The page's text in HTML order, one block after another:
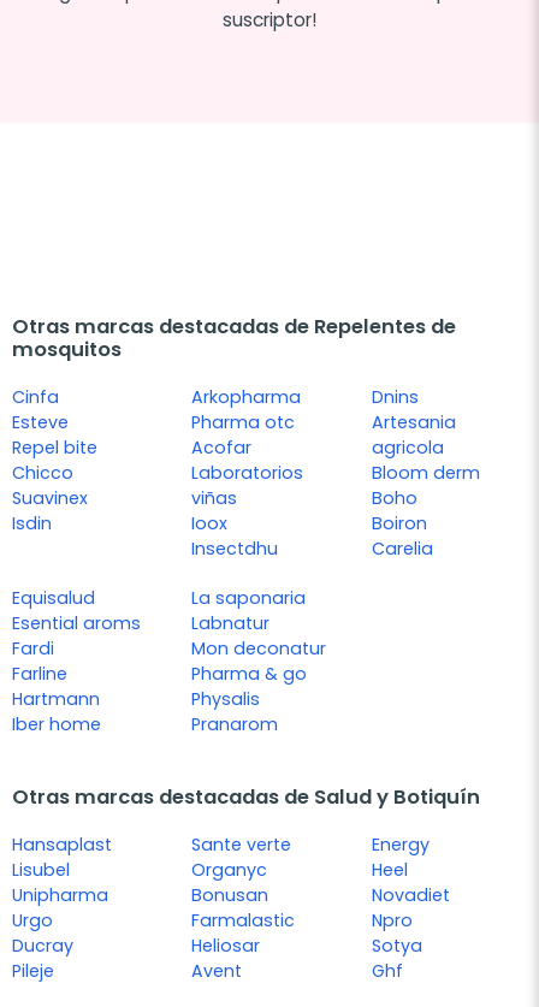
suscriptor!
Otras marcas destacadas de Repelentes de
mosquitos
Cinfa
Esteve
Repel bite
Chicco
Suavinex
Isdin
Arkopharma
Pharma otc
Acofar
Laboratorios
viñas
Ioox
Insectdhu
Dnins
Artesania
agricola
Bloom derm
Boho
Boiron
Carelia
Equisalud
Esential aroms
Fardi
Farline
Hartmann
Iber home
La saponaria
Labnatur
Mon deconatur
Pharma & go
Physalis
Pranarom
Otras marcas destacadas de Salud y Botiquín
Hansaplast
Lisubel
Unipharma
Urgo
Ducray
Pileje
Sante verte
Organyc
Bonusan
Farmalastic
Heliosar
Avent
Energy
Heel
Novadiet
Npro
Sotya
Ghf